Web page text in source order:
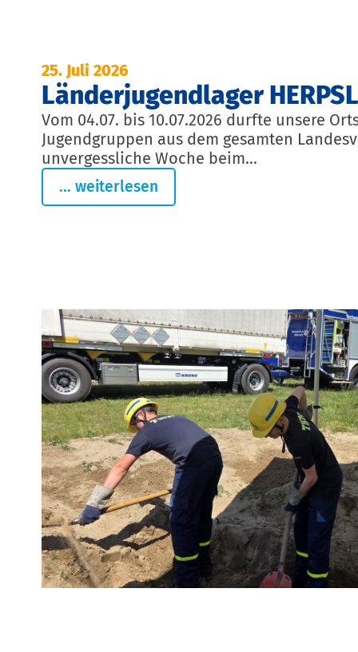
25. Juli 2026
Länderjugendlager
Vom 04.07. bis 10.07.2026 durfte unsere
Jugendgruppen aus dem gesamten
unvergessliche Woche beim...
... weiterlesen